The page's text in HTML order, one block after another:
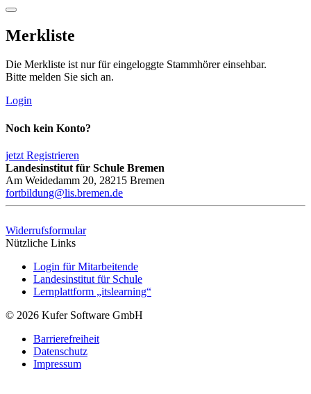
Merkliste
Die Merkliste ist nur für eingeloggte Stammhörer einsehbar.
Bitte melden Sie sich an.
Login
Noch kein Konto?
jetzt Registrieren
Landesinstitut für Schule Bremen
Am Weidedamm 20, 28215 Bremen
fortbildung@lis.bremen.de
Widerrufsformular
Nützliche Links
Login für Mitarbeitende
Landesinstitut für Schule
Lernplattform „itslearning“
© 2026 Kufer Software GmbH
Barrierefreiheit
Datenschutz
Impressum